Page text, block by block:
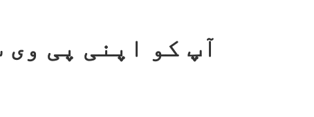
آپ کو اپنی پی وی